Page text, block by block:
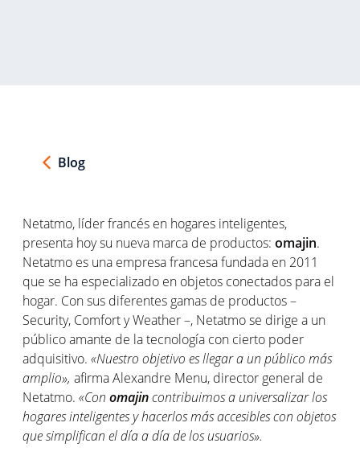
Blog
Netatmo, líder francés en hogares inteligentes,
presenta hoy su nueva marca de productos: omajin.
Netatmo es una empresa francesa fundada en 2011
que se ha especializado en objetos conectados para el
hogar. Con sus diferentes gamas de productos –
Security, Comfort y Weather –, Netatmo se dirige a un
público amante de la tecnología con cierto poder
adquisitivo. «Nuestro objetivo es llegar a un público más
amplio», afirma Alexandre Menu, director general de
Netatmo. «Con omajincontribuimos a universalizar los
hogares inteligentes y hacerlos más accesibles con objetos
que simplifican el día a día de los usuarios».